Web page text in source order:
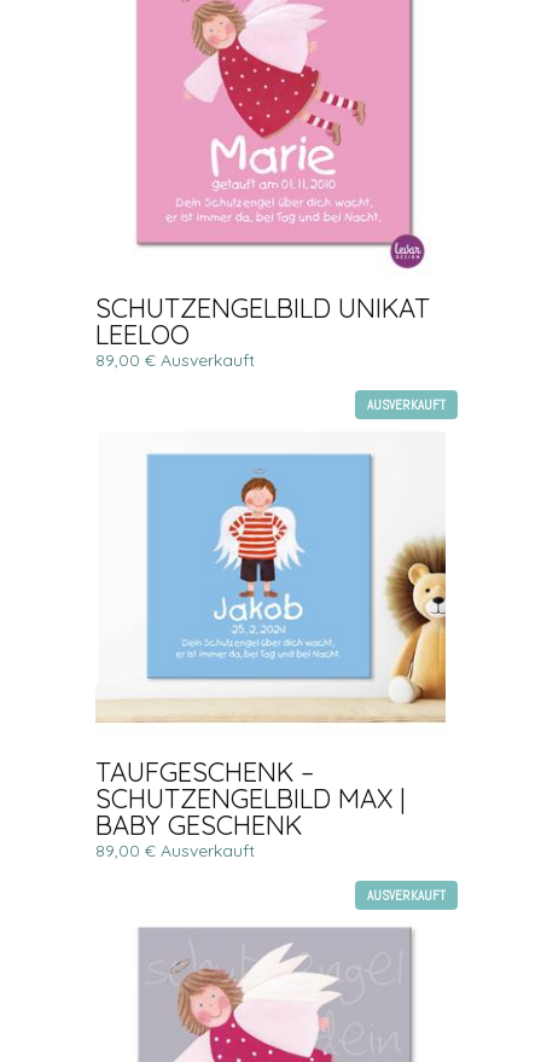
SCHUTZENGELBILD UNIKAT
LEELOO
89,00 € Ausverkauft
AUSVERKAUFT
TAUFGESCHENK –
SCHUTZENGELBILD MAX |
BABY GESCHENK
89,00 € Ausverkauft
AUSVERKAUFT